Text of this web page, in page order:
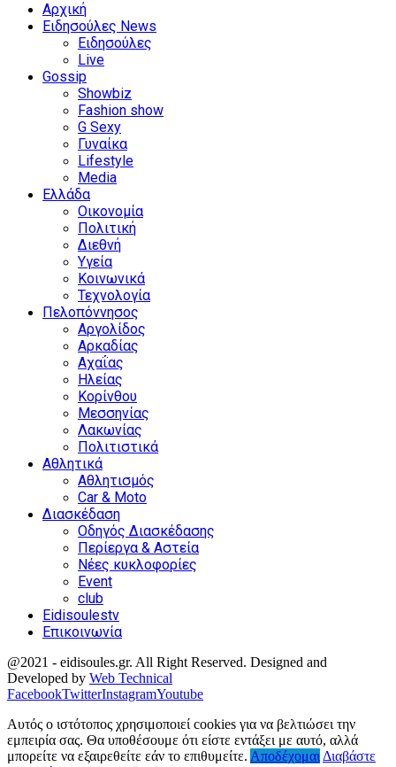
Αρχική
Ειδησούλες News
Ειδησούλες
Live
Gossip
Showbiz
Fashion show
G Sexy
Γυναίκα
Lifestyle
Media
Ελλάδα
Οικονομία
Πολιτική
Διεθνή
Υγεία
Κοινωνικά
Τεχνολογία
Πελοπόννησος
Αργολίδος
Αρκαδίας
Αχαΐας
Ηλείας
Κορίνθου
Μεσσηνίας
Λακωνίας
Πολιτιστικά
Αθλητικά
Αθλητισμός
Car & Moto
Διασκέδαση
Οδηγός Διασκέδασης
Περίεργα & Αστεία
Νέες κυκλοφορίες
Event
club
Eidisoulestv
Επικοινωνία
@2021 - eidisoules.gr. All Right Reserved. Designed and
Developed by Web Technical
FacebookTwitterInstagramYoutube
Αυτός ο ιστότοπος χρησιμοποιεί cookies για να βελτιώσει την
εμπειρία σας. Θα υποθέσουμε ότι είστε εντάξει με αυτό, αλλά
μπορείτε να εξαιρεθείτε εάν το επιθυμείτε. Αποδέχομαι Διαβάστε